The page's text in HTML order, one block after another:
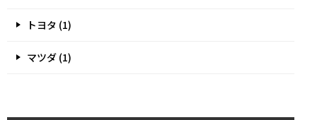
トヨタ (1)
マツダ (1)